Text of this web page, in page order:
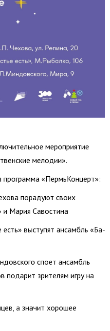
мероприятие
мелодии».
«ПермьКонцерт»:
порадуют своих
и Мария Савостина
выступят ансамбль «Ба-
споет ансамбль
подарит зрителям игру на
а значит хорошее